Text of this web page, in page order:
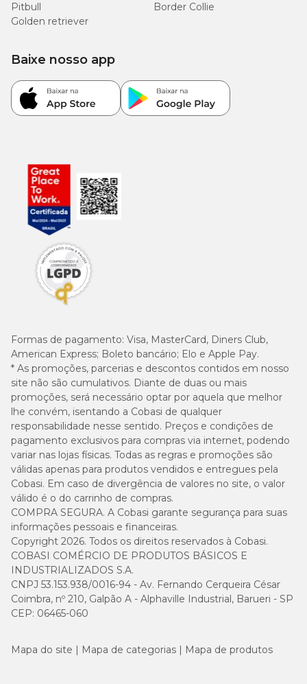
Pitbull
Border Collie
Golden retriever
Formas de pagamento: Visa, MasterCard, Diners Club,
American Express; Boleto bancário; Elo e Apple Pay.
* As promoções, parcerias e descontos contidos em nosso
site não são cumulativos. Diante de duas ou mais
promoções, será necessário optar por aquela que melhor
lhe convém, isentando a Cobasi de qualquer
responsabilidade nesse sentido. Preços e condições de
pagamento exclusivos para compras via internet, podendo
variar nas lojas físicas. Todas as regras e promoções são
válidas apenas para produtos vendidos e entregues pela
Cobasi. Em caso de divergência de valores no site, o valor
válido é o do carrinho de compras.
COMPRA SEGURA. A Cobasi garante segurança para suas
informações pessoais e financeiras.
Copyright 2026. Todos os direitos reservados à Cobasi.
COBASI COMÉRCIO DE PRODUTOS BÁSICOS E
INDUSTRIALIZADOS S.A.
CNPJ 53.153.938/0016-94 - Av. Fernando Cerqueira César
Coimbra, nº 210, Galpão A - Alphaville Industrial, Barueri - SP
CEP: 06465-060
Baixe nosso app
Mapa do site Mapa de categorias Mapa de produtos